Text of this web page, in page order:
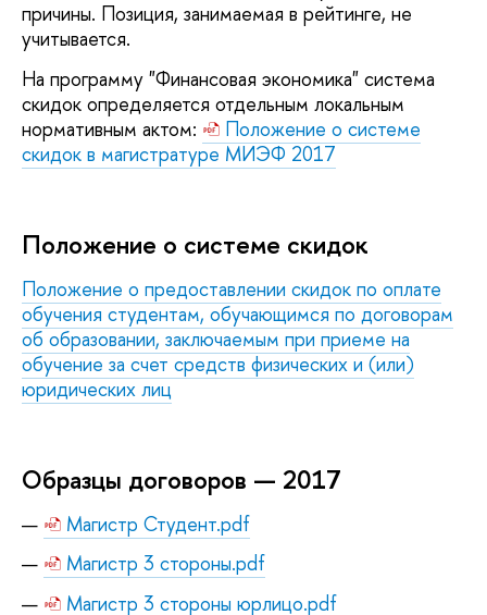
причины. Позиция, занимаемая в рейтинге, не
учитывается.
На программу "Финансовая экономика" система
скидок определяется отдельным локальным
нормативным актом:
Положение о системе
скидок в магистратуре МИЭФ 2017
Положение о системе скидок
Положение о предоставлении скидок по оплате
обучения студентам, обучающимся по договорам
об образовании, заключаемым при приеме на
обучение за счет средств физических и (или)
юридических лиц
Образцы договоров — 2017
Магистр Студент.pdf
Магистр 3 стороны.pdf
Магистр 3 стороны юрлицо.pdf